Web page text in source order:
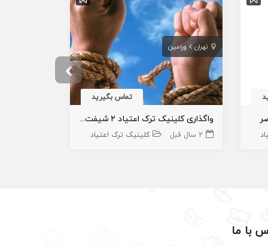
تهران ورامین
تماس بگیرید
واگذاری کلینیک ترک اعتیاد ۲ شیفت دانشگاه شهید بهشتی ، ورامین
2 سال قبل کلینیک ترک اعتیاد
با ما